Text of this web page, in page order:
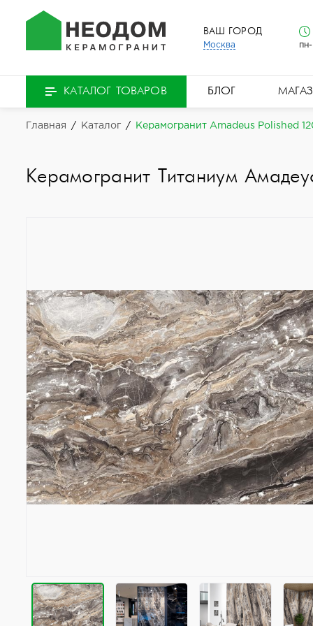
ВАШ ГОРОД
Москва
КАТАЛОГ ТОВАРОВ БЛОГ
Главная / Каталог / Керамогранит Amadeus Polished
Керамогранит Титаниум